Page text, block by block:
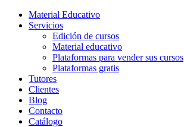
Material Educativo
Servicios
Edición de cursos
Material educativo
Plataformas para vender sus cursos
Plataformas gratis
Tutores
Clientes
Blog
Contacto
Catálogo